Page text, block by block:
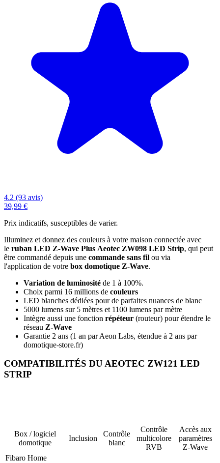
4.2 (93 avis)
39,99 €
Prix indicatifs, susceptibles de varier.
Illuminez et donnez des couleurs à votre maison connectée avec
le ruban LED Z-Wave Plus Aeotec ZW098 LED Strip, qui peut
être commandé depuis une commande sans fil ou via
l'application de votre box domotique Z-Wave.
Variation de luminosité de 1 à 100%.
Choix parmi 16 millions de couleurs
LED blanches dédiées pour de parfaites nuances de blanc
5000 lumens sur 5 mètres et 1100 lumens par mètre
Intègre aussi une fonction répéteur (routeur) pour étendre le
réseau Z-Wave
Garantie 2 ans (1 an par Aeon Labs, étendue à 2 ans par
domotique-store.fr)
COMPATIBILITÉS DU AEOTEC ZW121 LED
STRIP
Box / logiciel
domotique
Inclusion
Contrôle
blanc
Contrôle
multicolore
RVB
Accès aux
paramètres
Z-Wave
Fibaro Home